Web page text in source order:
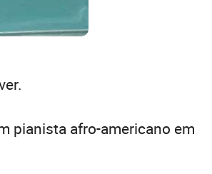
pianista afro-americano em